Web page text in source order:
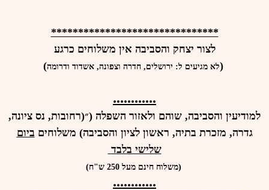
*******************************
לצור יצחק והסביבה אין משלוחים כרגע
(לא מגיעים ל: ירושלים, חדרה וצפונה, אשדוד ודרומה)
............
למודיעין והסביבה, שוהם ולאזור השפלה (״(רחובות, נס ציונה,
גדרה, מזכרת בתיה, ראשון לציון והסביבה) משלוחים ביום
שלישי בלבד
(משלוח חינם מעל 250 ש"ח)
............